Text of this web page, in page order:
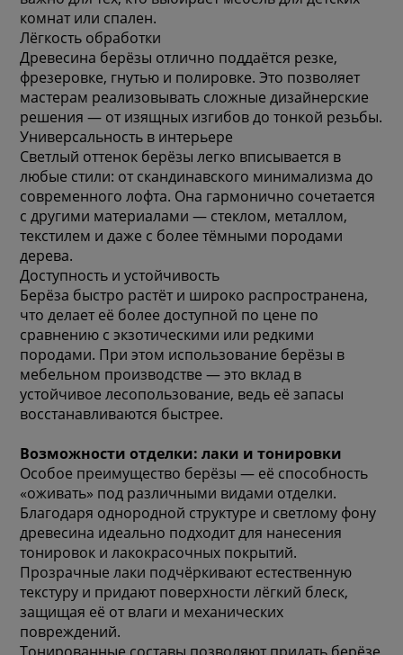
комнат или спален.
Лёгкость обработки
Древесина берёзы отлично поддаётся резке,
фрезеровке, гнутью и полировке. Это позволяет
мастерам реализовывать сложные дизайнерские
решения — от изящных изгибов до тонкой резьбы.
Универсальность в интерьере
Светлый оттенок берёзы легко вписывается в
любые стили: от скандинавского минимализма до
современного лофта. Она гармонично сочетается
с другими материалами — стеклом, металлом,
текстилем и даже с более тёмными породами
дерева.
Доступность и устойчивость
Берёза быстро растёт и широко распространена,
что делает её более доступной по цене по
сравнению с экзотическими или редкими
породами. При этом использование берёзы в
мебельном производстве — это вклад в
устойчивое лесопользование, ведь её запасы
восстанавливаются быстрее.
Возможности отделки: лаки и тонировки
Особое преимущество берёзы — её способность
«оживать» под различными видами отделки.
Благодаря однородной структуре и светлому фону
древесина идеально подходит для нанесения
тонировок и лакокрасочных покрытий.
Прозрачные лаки подчёркивают естественную
текстуру и придают поверхности лёгкий блеск,
защищая её от влаги и механических
повреждений.